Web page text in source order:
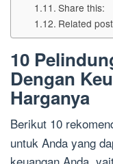
Share this:
Related
10
Dengan
Harganya
Berikut 10
untuk Anda yang